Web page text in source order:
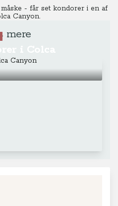
- får set kondorer i en af
Canyon.
mere